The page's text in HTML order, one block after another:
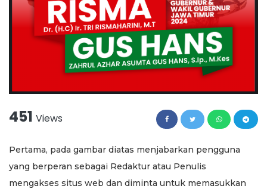
451 Views
Pertama, pada gambar diatas menjabarkan pengguna
yang berperan sebagai Redaktur atau Penulis
mengakses situs web dan diminta untuk memasukkan